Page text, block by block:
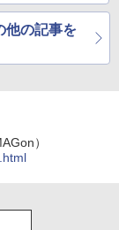
他の記事を
）